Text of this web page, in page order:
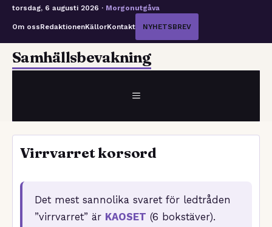
torsdag, 6 augusti 2026 · Morgonutgåva
Om ossRedaktionenKällorKontakt NYHETSBREV
HoppaSamhällsbevakning
MENY
Virrvarret korsord
Det mest sannolika svaret för ledtråden
”virrvarret” är KAOSET (6 bokstäver).